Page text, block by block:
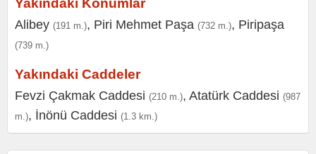
Yakındaki Konumlar
Alibey (191 m.), Piri Mehmet Paşa (732 m.), Piripaşa
(739 m.)
Yakındaki Caddeler
Fevzi Çakmak Caddesi (210 m.), Atatürk Caddesi (987
m.), İnönü Caddesi (1.3 km.)